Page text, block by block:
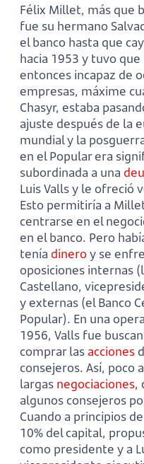
Félix Millet, más que
fue su hermano
el banco hasta que
hacia 1953 y tuvo
entonces incapaz de
empresas, máxime
Chasyr, estaba
ajuste después de la
mundial y la
en el Popular era
subordinada a una
Luis Valls y le ofreció
Esto permitiría a
centrarse en el
en el banco. Pero
tenía dineroy se
oposiciones internas
Castellano,
y externas (el Banco
Popular). En una
1956, Valls fue
comprar las acciones
consejeros. Así, poco
largas negociaciones,
algunos consejeros
Cuando a principios
10% del capital,
como presidente y a